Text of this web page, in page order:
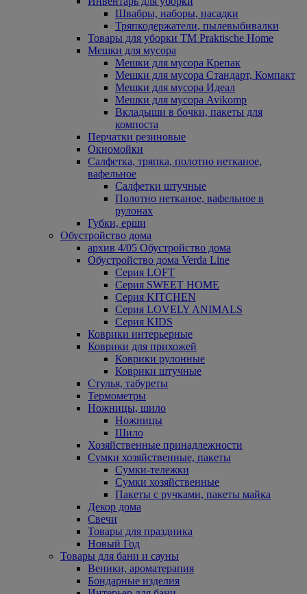
Швабры, наборы, насадки
Тряпкодержатели, пылевыбивалки
Товары для уборки ТМ Praktische Home
Мешки для мусора
Мешки для мусора Крепак
Мешки для мусора Стандарт, Компакт
Мешки для мусора Идеал
Мешки для мусора Avikomp
Вкладыши в бочки, пакеты для
компоста
Перчатки резиновые
Окномойки
Салфетка, тряпка, полотно нетканое,
вафельное
Салфетки штучные
Полотно нетканое, вафельное в
рулонах
Губки, ерши
Обустройство дома
архив 4/05 Обустройство дома
Обустройство дома Verda Line
Серия LOFT
Серия SWEET HOME
Серия KITCHEN
Серия LOVELY ANIMALS
Серия KIDS
Коврики интерьерные
Коврики для прихожей
Коврики рулонные
Коврики штучные
Стулья, табуреты
Термометры
Ножницы, шило
Ножницы
Шило
Хозяйственные принадлежности
Сумки хозяйственные, пакеты
Сумки-тележки
Сумки хозяйственные
Пакеты с ручками, пакеты майка
Декор дома
Свечи
Товары для праздника
Новый Год
Товары для бани и сауны
Веники, ароматерапия
Бондарные изделия